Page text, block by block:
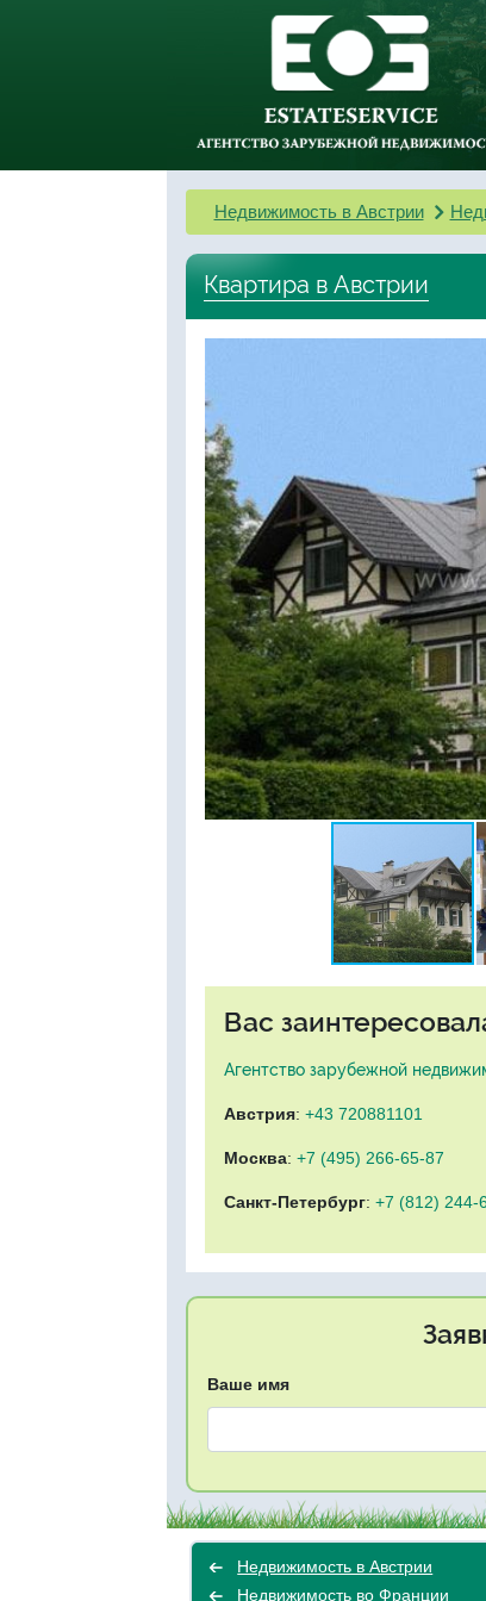
Недвижимость в Австрии
Квартира в Австрии
Вас
Агентство зарубежной
Австрия: +43 720881101
Москва: +7 (495) 266-65-87
Санкт-Петербург: +7 (812) 244-
Ваше имя
Недвижимость в Австрии
Недвижимость во Франции